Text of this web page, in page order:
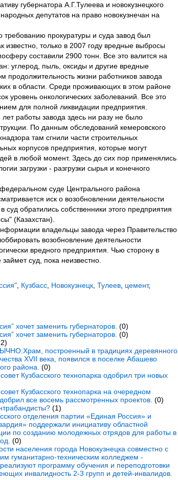
губернатора А.Г.Тулеева и новокузнецкого
народных депутатов на право новокузнечан на
прокуратуры и суда завод был
известно, только в 2007 году вредные выбросы
составили 2900 тонн. Все это валится на
углерод, пыль, оксиды и другие вредные
продолжительность жизни работников завода
в области. Среди проживающих в этом районе
уровень онкологических заболеваний. Все это
для полной ликвидации предприятия.
работы завода здесь ни разу не было
По данным обследований кемеровского
там сгнили части строительных
корпусов предприятия, которые могут
в любой момент. Здесь до сих пор применялись
загрузки - разгрузки сырья и конечного
суде Центрального района
иск о возобновлении деятельности
суд обратились собственники этого предприятия
(Казахстан).
владельцы завода через Правительство
возобновление деятельности
вредного предприятия. Чью сторону в
суд, пока неизвестно.
, Кузбасс, Новокузнецк, Тулеев, цемент,
хочет заменить губернаторов. (0)
хочет заменить губернаторов. (0)
построенный в традициях деревянного
XVII века, появился в поселке Абашево
района. (0)
Кузбасского технопарка одобрил три новых
Кузбасского технопарка на очередном
все восемь рассмотренных проектов. (0)
(1)
отделения партии «Единая Россия» и
поддержали инициативу областной
по созданию молодежных отрядов для работы в
(0)
населения города Новокузнецка совместно с
гуманитарно-техническим колледжем -
программу обучения и переподготовки
инвалидность 2-3 групп и детей-инвалидов.